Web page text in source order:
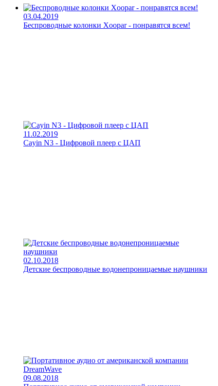
03.04.2019
Беспроводные колонки Xoopar - понравятся всем!
11.02.2019
Cayin N3 - Цифровой плеер с ЦАП
02.10.2018
Детские беспроводные водонепроницаемые наушники
09.08.2018